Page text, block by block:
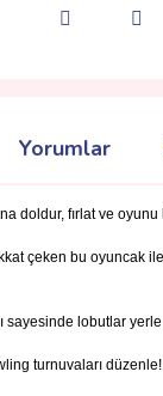
Yorumlar
doldur, fırlat ve
çeken bu oyuncak
sayesinde lobutlar
turnuvaları